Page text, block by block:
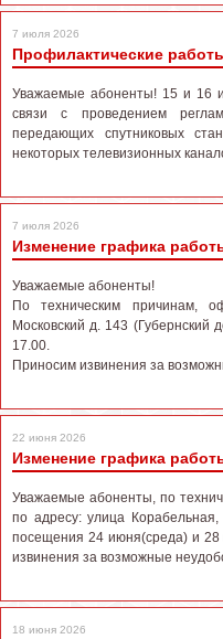
7 июля 2026
Профилактические
Уважаемые абоненты! 15 и 16
связи с проведением
передающих спутниковых
некоторых телевизионных
7 июля 2026
Изменение графика
Уважаемые абоненты!
По техническим причинам,
Московский д. 143 (Губернский
17.00.
Приносим извинения за
22 июня 2026
Изменение графика
Уважаемые абоненты, по
по адресу: улица
посещения 24 июня(среда) и 28
извинения за возможные
18 июня 2026